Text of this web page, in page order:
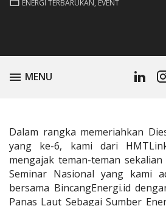
POSTED
ENERGI TERBARUKAN, EVENT
TOGGLE
MENU
Dalam rangka memeriahkan
yang ke-6, kami dari
mengajak teman-teman
Seminar Nasional yang kami
bersama BincangEnergi.id
Panas Laut Sebagai Sumber